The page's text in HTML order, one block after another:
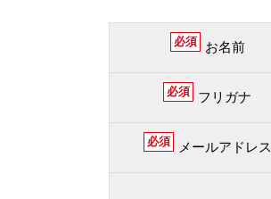
必須 お名前
必須 フリガナ
必須 メールアドレス